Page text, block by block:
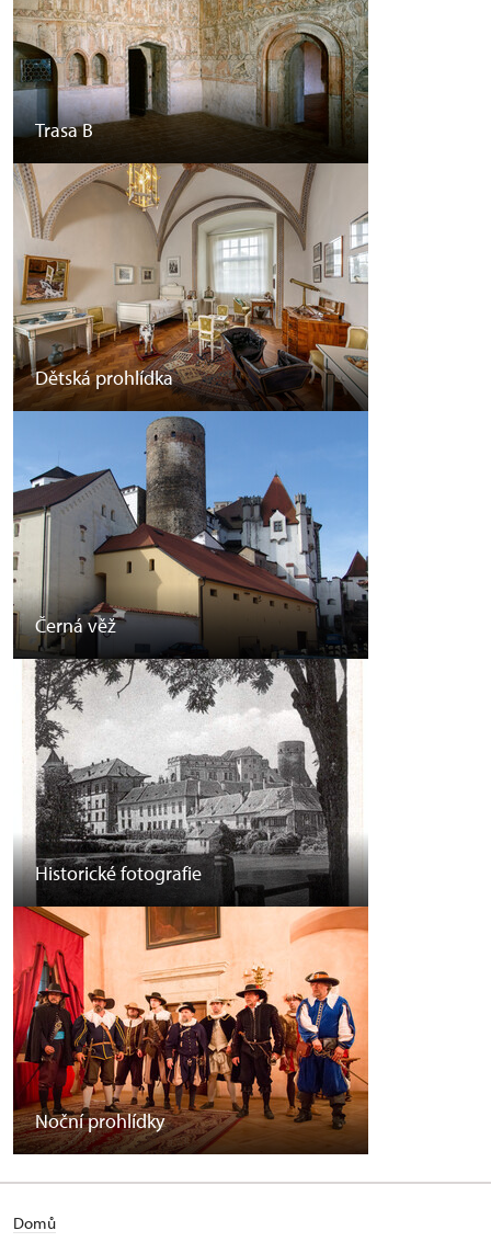
Trasa B
Dětská prohlídka
Černá věž
Historické fotografie
Noční prohlídky
Domů